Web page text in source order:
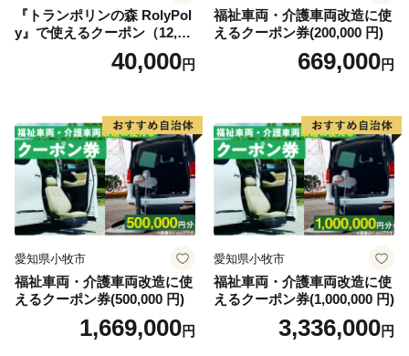
『トランポリンの森 RolyPol
y』で使えるクーポン（12,00
40,000円
福祉車両・介護車両改造に使
えるクーポン券(200,000 円)
669,000円
愛知県小牧市
福祉車両・介護車両改造に使
えるクーポン券(500,000 円)
1,669,000円
愛知県小牧市
福祉車両・介護車両改造に使
えるクーポン券(1,000,000 円)
3,336,000円